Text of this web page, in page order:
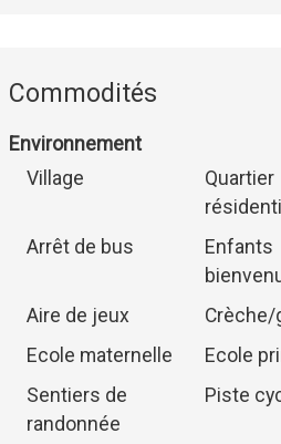
Commodités
Environnement
Village
Quartier
Arrêt de bus
Enfants
Aire de jeux
Crèche/
Ecole maternelle
Ecole
Sentiers de
randonnée
Piste